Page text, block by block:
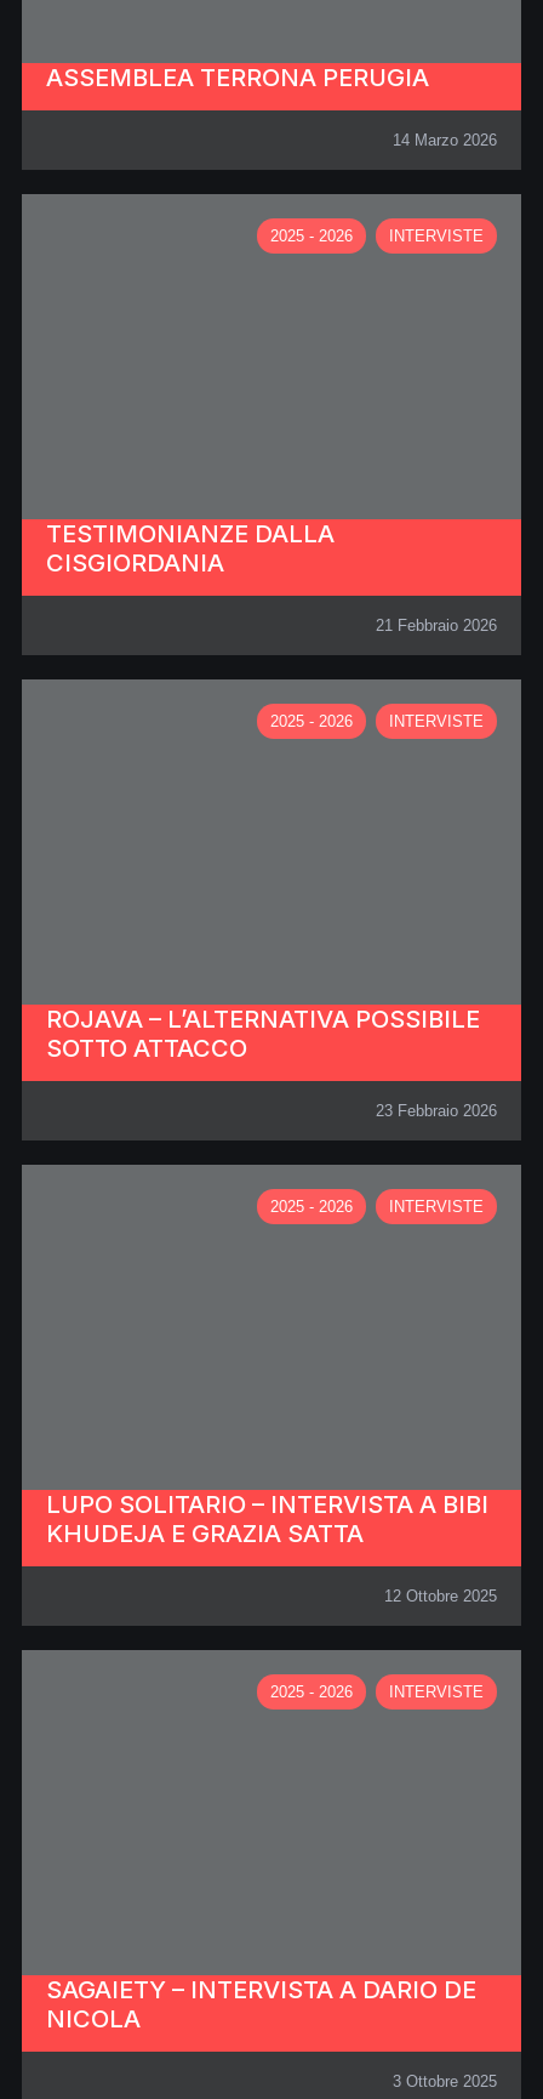
ASSEMBLEA TERRONA PERUGIA
14 Marzo 2026
2025 - 2026 INTERVISTE
TESTIMONIANZE DALLA
CISGIORDANIA
21 Febbraio 2026
2025 - 2026 INTERVISTE
ROJAVA – L’ALTERNATIVA POSSIBILE
SOTTO ATTACCO
23 Febbraio 2026
2025 - 2026 INTERVISTE
LUPO SOLITARIO – INTERVISTA A BIBI
KHUDEJA E GRAZIA SATTA
12 Ottobre 2025
2025 - 2026 INTERVISTE
SAGAIETY – INTERVISTA A DARIO DE
NICOLA
3 Ottobre 2025